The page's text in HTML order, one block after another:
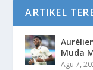
ARTIKEL
Muda
Agu 7,